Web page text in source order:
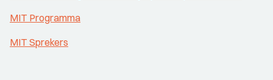
MIT Programma
MIT Sprekers